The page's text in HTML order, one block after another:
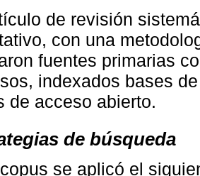
de revisión
con una
fuentes primarias
indexados bases
de acceso abierto.
de búsqueda
se aplicó el